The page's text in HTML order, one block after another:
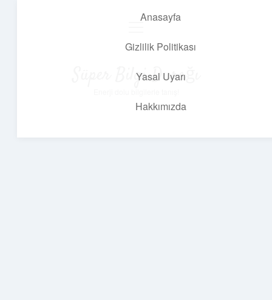
Anasayfa
Gizlilik Politikası
Yasal Uyarı
Hakkımızda
Süper Bilgi Durağı